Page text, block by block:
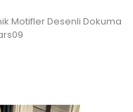
Motifler Desenli Dokuma